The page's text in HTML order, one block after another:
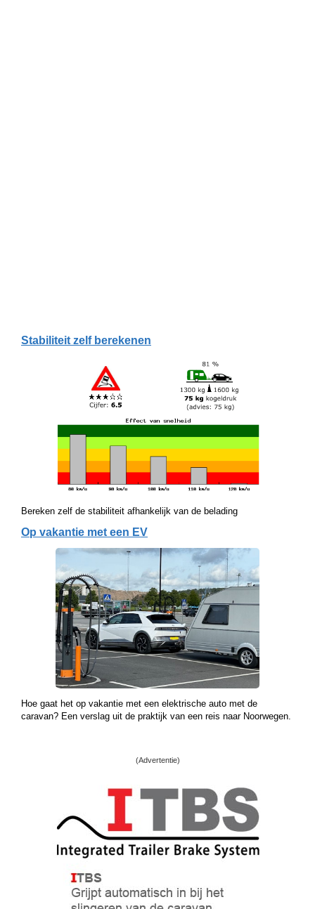
Stabiliteit zelf berekenen
Bereken zelf de stabiliteit afhankelijk van de belading
Op vakantie met een EV
Hoe gaat het op vakantie met een elektrische auto met de
caravan? Een verslag uit de praktijk van een reis naar Noorwegen.
(Advertentie)